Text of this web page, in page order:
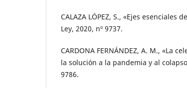
CALAZA LÓPEZ, S., «Ejes esenciales
Ley, 2020, nº 9737.
CARDONA FERNÁNDEZ, A. M., «La
la solución a la pandemia y al
9786.